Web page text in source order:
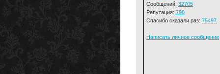
Сообщений: 32705
Репутация: 798
Спасибо сказали раз: 75497
Написать личное сообщение